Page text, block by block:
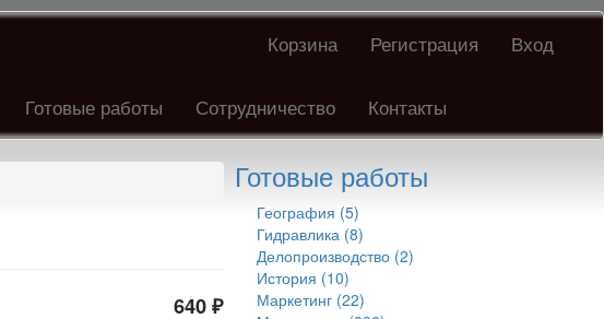
Корзина Регистрация Вход
Готовые работы Сотрудничество Контакты
640 ₽
Готовые работы
География (5)
Гидравлика (8)
Делопроизводство (2)
История (10)
Маркетинг (22)